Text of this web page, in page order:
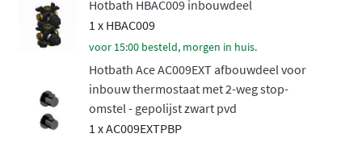
voor hoge kwaliteit en een verfijnd, slank design.
Bovendien is het een aantrekkelijk geprijsd alternatief
voor de luxueuze Cobber serie. Deze set biedt niet alleen
gebruiksgemak, maar ook een luxe uitstraling die
perfect in elke moderne badkamer past. Een complete
doucheset die jouw dagelijkse routine een stukje
Hotbath HBAC009 inbouwdeel
1 x HBAC009
voor 15:00 besteld, morgen in huis.
Hotbath Ace AC009EXT afbouwdeel voor
inbouw thermostaat met 2-weg stop-
omstel - gepolijst zwart pvd
1 x AC009EXTPBP